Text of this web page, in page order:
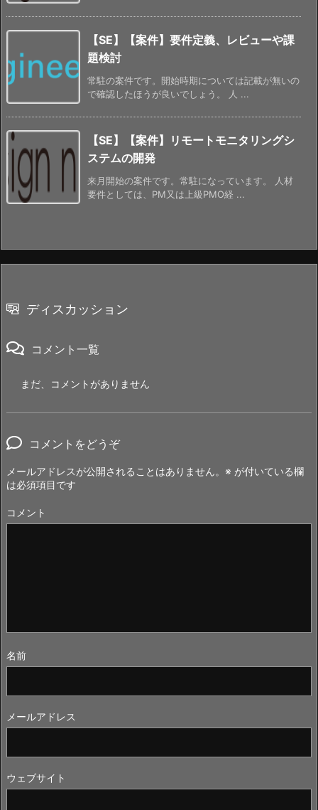
【SE】【案件】要件定義、レビューや課
題検討
常駐の案件です。開始時期については記載が無いの
で確認したほうが良いでしょう。 人 ...
【SE】【案件】リモートモニタリングシ
ステムの開発
来月開始の案件です。常駐になっています。 人材
要件としては、PM又は上級PMO経 ...
ディスカッション
コメント一覧
まだ、コメントがありません
コメントをどうぞ
メールアドレスが公開されることはありません。 ※ が付いている欄
は必須項目です
コメント
名前
メールアドレス
ウェブサイト